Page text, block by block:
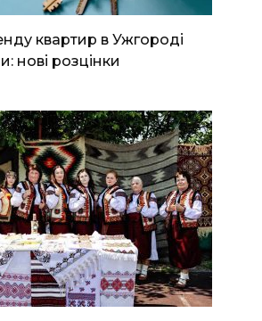
квартир в Ужгороді
нові розцінки